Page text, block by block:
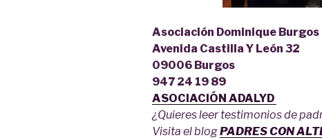
Asociación Dominique Burgos
Avenida Castilla Y León 32
09006 Burgos
947 24 19 89‎
ASOCIACIÓN ADALYD
¿Quieres leer testimonios de
Visita el blogPADRES CON